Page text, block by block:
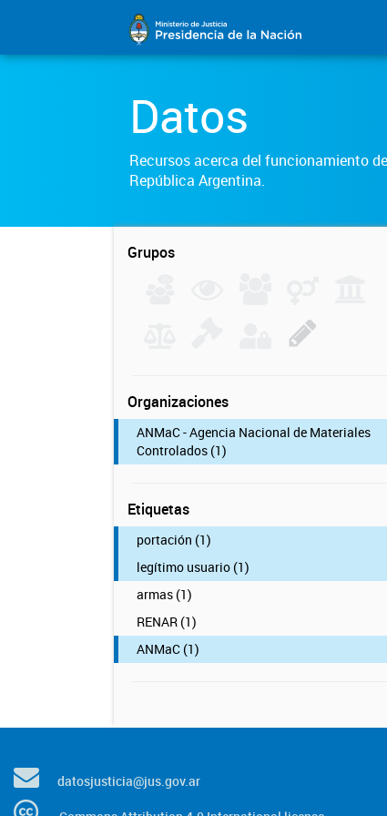
Datos
Recursos acerca del funcionamiento
República Argentina.
Grupos
Organizaciones
ANMaC - Agencia Nacional de Materiales
Controlados (1)
Etiquetas
portación (1)
legítimo usuario (1)
armas (1)
RENAR (1)
ANMaC (1)
datosjusticia@jus.gov.ar